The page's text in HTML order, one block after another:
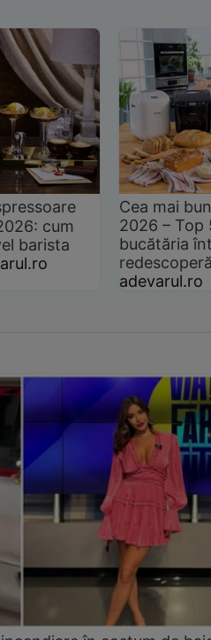
cum
barista
Cea mai
2026 –
bucătăria
adevarul.ro